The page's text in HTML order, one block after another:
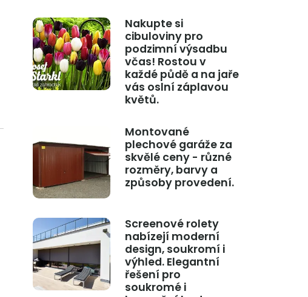
Nakupte si
cibuloviny pro
podzimní výsadbu
včas! Rostou v
každé půdě a na jaře
vás oslní záplavou
květů.
Montované
plechové garáže za
skvělé ceny - různé
rozměry, barvy a
způsoby provedení.
Screenové rolety
nabízejí moderní
design, soukromí i
výhled. Elegantní
řešení pro
soukromé i